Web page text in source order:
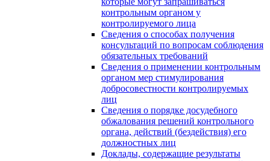
контрольным органом у
контролируемого лица
Сведения о способах получения
консультаций по вопросам соблюдения
обязательных требований
Сведения о применении контрольным
органом мер стимулирования
добросовестности контролируемых
лиц
Сведения о порядке досудебного
обжалования решений контрольного
органа, действий (бездействия) его
должностных лиц
Доклады, содержащие результаты